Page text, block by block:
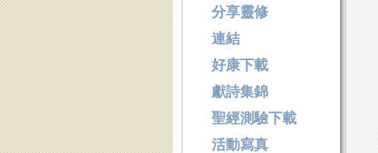
分享靈修
連結
好康下載
獻詩集錦
聖經測驗下載
活動寫真